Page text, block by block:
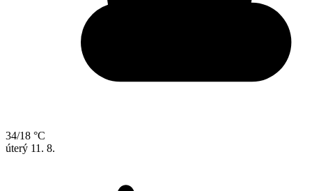
34/18 °C
úterý 11. 8.